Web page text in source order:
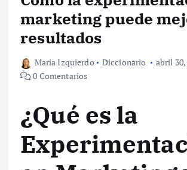
marketing puede
resultados
Maria Izquierdo Diccionario
abril 30,
0 Comentarios
¿Qué es la